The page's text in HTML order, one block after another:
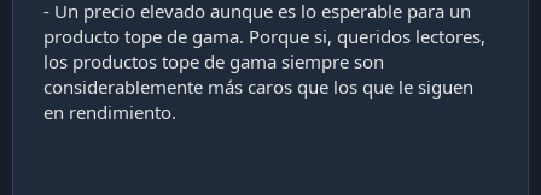
- Un precio elevado aunque es lo esperable para un
producto tope de gama. Porque si, queridos lectores,
los productos tope de gama siempre son
considerablemente más caros que los que le siguen
en rendimiento.